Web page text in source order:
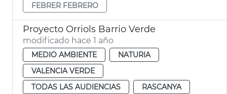
FEBRER FEBRERO
Proyecto Orriols Barrio Verde
modificado hace 1 año
MEDIO AMBIENTE
NATURIA
VALENCIA VERDE
TODAS LAS AUDIENCIAS
RASCANYA